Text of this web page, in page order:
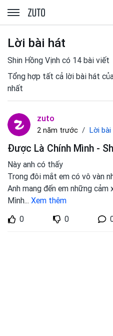
zuto.vn
Lời bài hát
Shin Hồng Vịnh có 14 bài viết
Tổng hợp tất cả lời bài hát
nhất
zuto
2 năm trước Lời bài
Được Là Chính Mình -
Này anh có thấy
Trong đôi mắt em có vô vàn
Anh mang đến em những cảm
Mình... Xem thêm
0
0